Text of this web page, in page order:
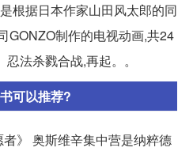
根据日本作家山田风太郎的同
GONZO制作的电视动画,共24
法杀戮合战,再起。。
可以推荐?
》 奥斯维辛集中营是纳粹德